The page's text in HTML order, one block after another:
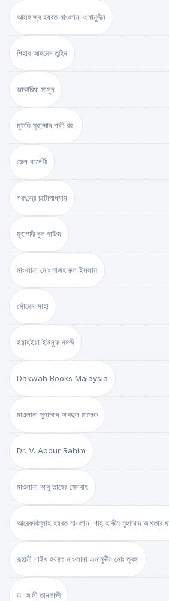
আলহাজ্ব হযরত মাওলানা এমামুদ্দীন
শিহাব আহমেদ তুহিন
জাকারিয়া মাসুদ
মুফতি মুহাম্মাদ শফী রহ.
ডেল কার্নেগী
শরৎচন্দ্র চট্টোপাধ্যায়
মুহাম্মদী বুক হাউজ
মাওলানা মোঃ মাজহারুল ইসলাম
সৌমেন সাহা
ইয়াহইয়া ইউসুফ নদভী
Dakwah Books Malaysia
মাওলানা মুহাম্মাদ আবদুল মালেক
Dr. V. Abdur Rahim
মাওলানা আবু তাহের মেসবাহ
আরেফবিল্লাহ হযরত মাওলানা শাহ্ হাকীম মুহাম্মাদ আখতার
রূহানী শাইখ হযরত মাওলানা এমামুদ্দীন মোঃ ত্বহা
ড. আলী তানতাভী